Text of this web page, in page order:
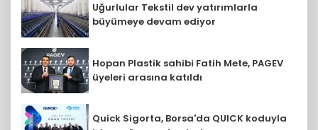
Uğurlular Tekstil dev yatırımlarla
büyümeye devam ediyor
Hopan Plastik sahibi Fatih Mete, PAGEV
üyeleri arasına katıldı
Quick Sigorta, Borsa'da QUICK koduyla